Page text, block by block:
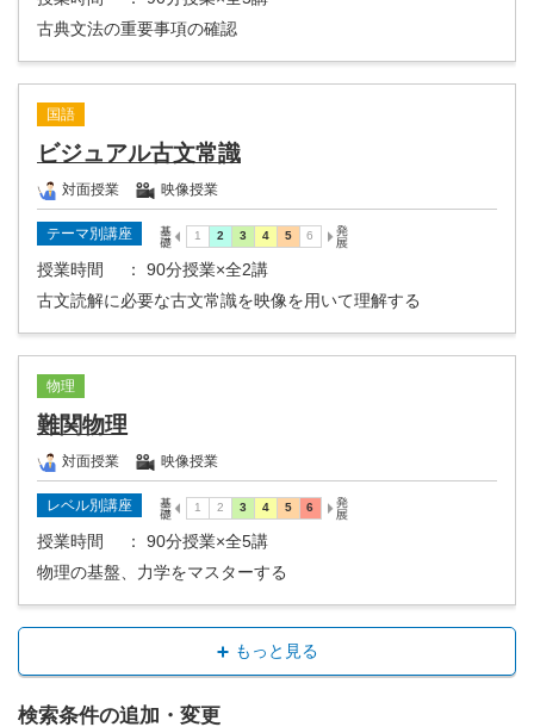
古典文法の重要事項の確認
国語
ビジュアル古文常識
対面授業 映像授業
テーマ別講座
授業時間
： 90分授業×全2講
古文読解に必要な古文常識を映像を用いて理解する
物理
難関物理
対面授業 映像授業
レベル別講座
授業時間
： 90分授業×全5講
物理の基盤、力学をマスターする
もっと見る
検索条件の追加・変更